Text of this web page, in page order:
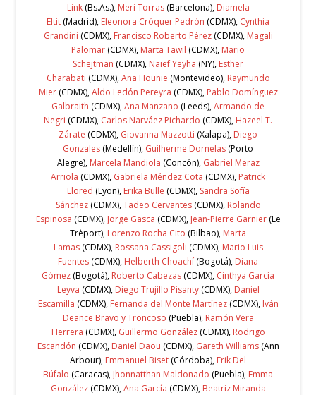
Link(Bs.As.), Meri Torras(Barcelona), Diamela
Eltit (Madrid), Eleonora Cróquer Pedrón (CDMX), Cynthia
Grandini (CDMX), Francisco Roberto Pérez(CDMX), Magali
Palomar (CDMX), Marta Tawil (CDMX), Mario
Schejtman (CDMX), Naief Yeyha (NY), Esther
Charabati (CDMX),Ana Hounie (Montevideo), Raymundo
Mier(CDMX),Aldo Ledón Pereyra (CDMX), Pablo Domínguez
Galbraith (CDMX),Ana Manzano (Leeds),Armando de
Negri (CDMX), Carlos Narváez Pichardo (CDMX), Hazeel T.
Zárate (CDMX), Giovanna Mazzotti (Xalapa), Diego
Gonzales (Medellín), Guilherme Dornelas (Porto
Alegre), Marcela Mandiola (Concón), Gabriel Meraz
Arriola (CDMX), Gabriela Méndez Cota (CDMX), Patrick
Llored (Lyon), Erika Bülle (CDMX), Sandra Sofía
Sánchez(CDMX),Tadeo Cervantes(CDMX), Rolando
Espinosa (CDMX), Jorge Gasca (CDMX), Jean-Pierre Garnier(Le
Trèport), Lorenzo Rocha Cito (Bilbao), Marta
Lamas(CDMX), Rossana Cassigoli (CDMX), Mario Luis
Fuentes (CDMX), Helberth Choachí (Bogotá), Diana
Gómez (Bogotá), Roberto Cabezas (CDMX), Cinthya García
Leyva (CDMX), Diego Trujillo Pisanty(CDMX), Daniel
Escamilla (CDMX), Fernanda del Monte Martínez(CDMX), Iván
Deance Bravo y Troncoso (Puebla), Ramón Vera
Herrera (CDMX), Guillermo González(CDMX), Rodrigo
Escandón (CDMX), Daniel Daou (CDMX), Gareth Williams(Ann
Arbour), Emmanuel Biset (Córdoba), Erik Del
Búfalo (Caracas), Jhonnatthan Maldonado (Puebla), Emma
González(CDMX),Ana García (CDMX), Beatriz Miranda